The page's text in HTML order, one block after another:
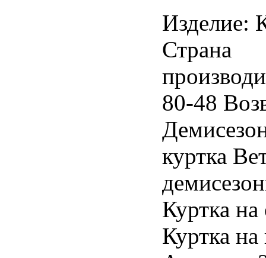
Изделие:
Страна
80-48
куртка
Куртка
Куртка